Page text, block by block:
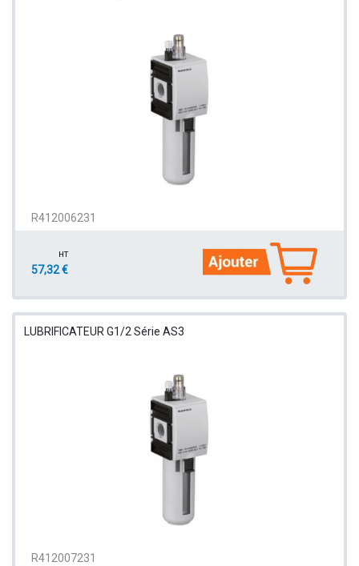
R412006231
HT
57,32 €
LUBRIFICATEUR G1/2 Série AS3
R412007231